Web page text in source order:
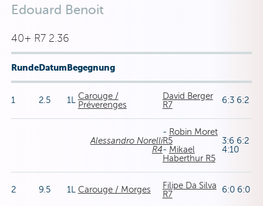
Edouard Benoit
40+ R7 2.36
RundeDatumBegegnung
1 2.5 1LCarouge /
Préverenges
David Berger
R7
6:3 6:2
Alessandro Norelli
R4
- Robin Moret
R5
- Mikael
Haberthur R5
3:6 6:2
4:10
2 9.5 1L Carouge / Morges
Filipe Da Silva
R7
6:0 6:0